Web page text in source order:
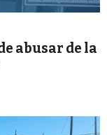
abusar de la